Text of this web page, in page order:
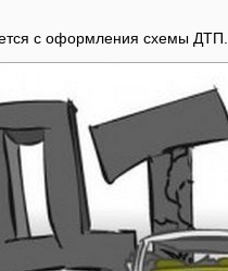
с оформления схемы ДТП.